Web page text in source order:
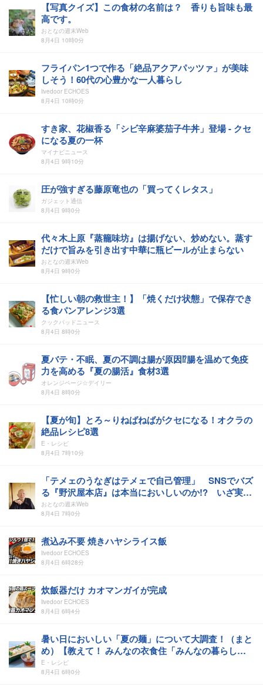
【写真クイズ】この食材の名前は？ 香りも旨味も最
高です。
おとなの週末Web
8月4日 10時0分
フライパン1つで作る「絶品アクアパッツァ」が美味
しそう！60代の心豊かな一人暮らし
livedoor ECHOES
8月4日 10時0分
すき家、花椒香る「シビ辛麻婆茄子牛丼」登場 - クセ
になる夏の一杯
マイナビニュース
8月4日 9時10分
圧が強すぎる藤原竜也の「買ってくレタス」
ガジェット通信
8月4日 9時0分
代々木上原『蒸籠味坊』は揚げない、炒めない。蒸す
だけで旨みを引き出す中華に瓶ビールが止まらない
おとなの週末Web
8月4日 9時0分
【忙しい朝の救世主！】「焼くだけ状態」で保存でき
る食パンアレンジ3選
クックパッドニュース
8月4日 8時0分
夏バテ・不眠、夏の不調は腸が原因⁉腸を温めて免疫
力を高める『夏の腸活』食材3選
オレンジページ☆デイリー
8月4日 8時0分
【夏が旬】とろ～りねばねばがクセになる！オクラの
絶品レシピ8選
E・レシピ
8月4日 7時10分
「テメェのうなぎはテメェで自己管理」 SNSでバズ
る『野沢屋本店』は本当においしいのか!? いざ実食
調査
おとなの週末Web
8月4日 7時0分
煮込み不要 焼きハヤシライス飯
livedoor ECHOES
8月4日 6時28分
炊飯器だけ カオマンガイが完成
livedoor ECHOES
8月4日 6時4分
暑い日においしい「夏の麺」について大調査！（まと
め）【教えて！ みんなの衣食住「みんなの暮らし調
査隊」結果発表 第611回】
E・レシピ
8月4日 6時0分